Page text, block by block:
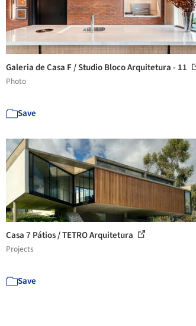
Galeria de Casa F / Studio Bloco Arquitetura - 11
Photo
Save
Casa 7 Pátios / TETRO Arquitetura
Projects
Save